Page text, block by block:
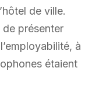
de ville.
de présenter
à
étaient